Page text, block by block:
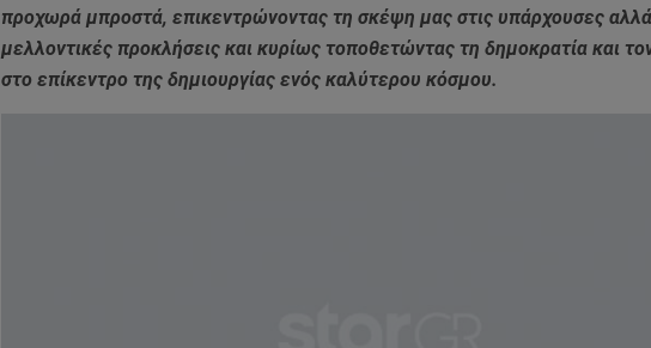
προχωρά μπροστά, επικεντρώνοντας τη σκέψη μας στις υπάρχουσες αλλά
μελλοντικές προκλήσεις και κυρίως τοποθετώντας τη δημοκρατία και
στο επίκεντρο της δημιουργίας ενός καλύτερου κόσμου.